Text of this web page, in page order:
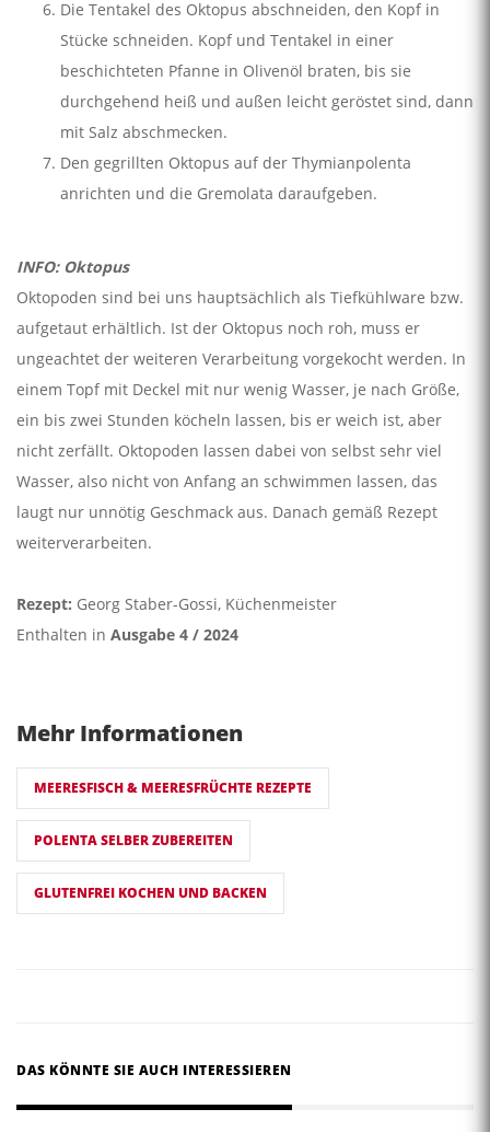
Die Tentakel des Oktopus abschneiden, den Kopf in
Stücke schneiden. Kopf und Tentakel in einer
beschichteten Pfanne in Olivenöl braten, bis sie
durchgehend heiß und außen leicht geröstet sind, dann
mit Salz abschmecken.
Den gegrillten Oktopus auf der Thymianpolenta
anrichten und die Gremolata daraufgeben.
INFO: Oktopus
Oktopoden sind bei uns hauptsächlich als Tiefkühlware bzw.
aufgetaut erhältlich. Ist der Oktopus noch roh, muss er
ungeachtet der weiteren Verarbeitung vorgekocht werden. In
einem Topf mit Deckel mit nur wenig Wasser, je nach Größe,
ein bis zwei Stunden köcheln lassen, bis er weich ist, aber
nicht zerfällt. Oktopoden lassen dabei von selbst sehr viel
Wasser, also nicht von Anfang an schwimmen lassen, das
laugt nur unnötig Geschmack aus. Danach gemäß Rezept
weiterverarbeiten.
Rezept: Georg Staber-Gossi, Küchenmeister
Enthalten in Ausgabe 4 / 2024
Mehr Informationen
MEERESFISCH & MEERESFRÜCHTE REZEPTE
POLENTA SELBER ZUBEREITEN
GLUTENFREI KOCHEN UND BACKEN
DAS KÖNNTE SIE AUCH INTERESSIEREN